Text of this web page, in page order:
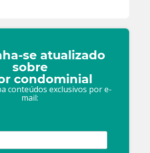
se atualizado
sobre
condominial
conteúdos exclusivos por e-
mail: